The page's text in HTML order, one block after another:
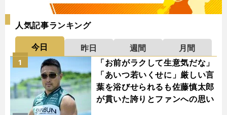
人気記事ランキング
今日 昨日 週間
月間
「お前がラクして生意気だな」
「あいつ若いくせに」厳しい言
葉を浴びせられるも佐藤慎太郎
が貫いた誇りとファンへの思い
1